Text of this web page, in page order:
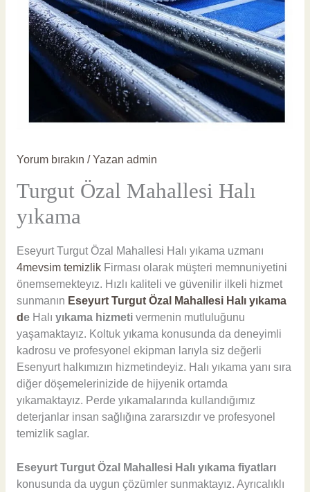
Yorum bırakın / Yazan admin
Turgut Özal Mahallesi Halı
yıkama
Eseyurt Turgut Özal Mahallesi Halı yıkama uzmanı
4mevsim temizlikFirması olarak müşteri memnuniyetini
önemsemekteyız. Hızlı kaliteli ve güvenilir ilkeli hizmet
sunmanın Eseyurt Turgut Özal Mahallesi Halı yıkama
de Halı yıkama hizmeti vermenin mutluluğunu
yaşamaktayız. Koltuk yıkama konusunda da deneyimli
kadrosu ve profesyonel ekipman larıyla siz değerli
Esenyurt halkımızın hizmetindeyiz. Halı yıkama yanı sıra
diğer döşemelerinizide de hijyenik ortamda
yıkamaktayız. Perde yıkamalarında kullandığımız
deterjanlar insan sağlığına zararsızdır ve profesyonel
temizlik saglar.
Eseyurt Turgut Özal Mahallesi Halı yıkama fiyatları
konusunda da uygun çözümler sunmaktayız. Ayrıcalıklı